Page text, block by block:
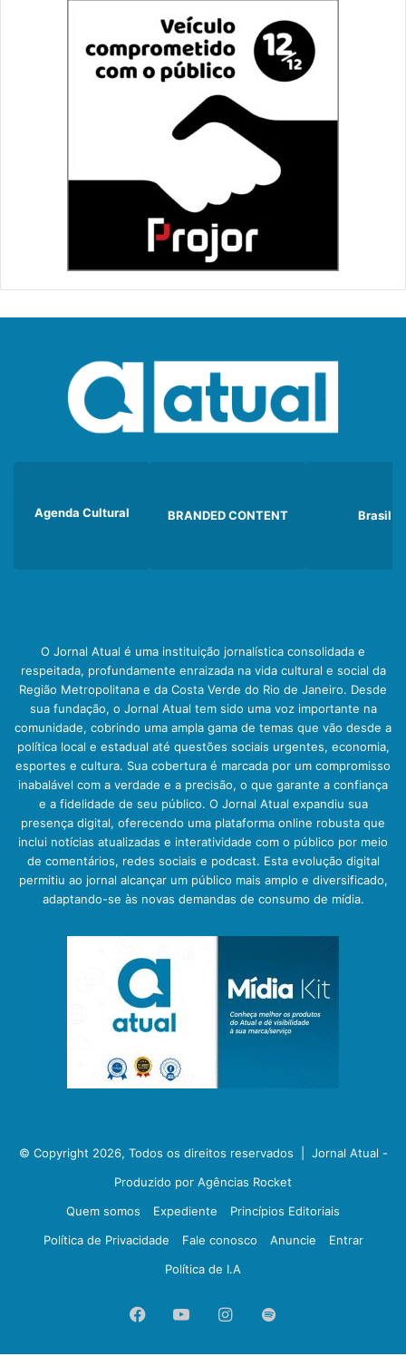
Agenda Cultural BRANDED CONTENT Brasil
O Jornal Atual é uma instituição jornalística consolidada e
respeitada, profundamente enraizada na vida cultural e social da
Região Metropolitana e da Costa Verde do Rio de Janeiro. Desde
sua fundação, o Jornal Atual tem sido uma voz importante na
comunidade, cobrindo uma ampla gama de temas que vão desde a
política local e estadual até questões sociais urgentes, economia,
esportes e cultura. Sua cobertura é marcada por um compromisso
inabalável com a verdade e a precisão, o que garante a confiança
e a fidelidade de seu público. O Jornal Atual expandiu sua
presença digital, oferecendo uma plataforma online robusta que
inclui notícias atualizadas e interatividade com o público por meio
de comentários, redes sociais e podcast. Esta evolução digital
permitiu ao jornal alcançar um público mais amplo e diversificado,
adaptando-se às novas demandas de consumo de mídia.
© Copyright 2026, Todos os direitos reservados | Jornal Atual -
Produzido por Agências Rocket
Quem somos
Expediente
Princípios Editoriais
Política de Privacidade
Fale conosco Anuncie
Entrar
Política de I.A
FacebookYouTubeInstagram
Spotify